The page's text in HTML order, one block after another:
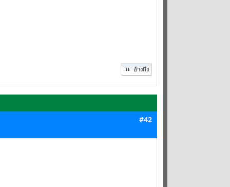
อ้างถึง
#42